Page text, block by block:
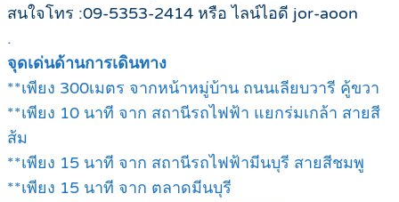
สนใจโทร :09-5353-2414 หรือ ไลน์ไอดี jor-aoon
.
จุดเด่นด้านการเดินทาง
**เพียง 300เมตร จากหน้าหมู่บ้าน ถนนเลียบวารี คู้ขวา
**เพียง 10 นาที จาก สถานีรถไฟฟ้า แยกร่มเกล้า สายสี
ส้ม
**เพียง 15 นาที จาก สถานีรถไฟฟ้ามีนบุรี สายสีชมพู
**เพียง 15 นาที จาก ตลาดมีนบุรี